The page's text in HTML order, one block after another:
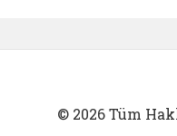
© 2026 Tüm